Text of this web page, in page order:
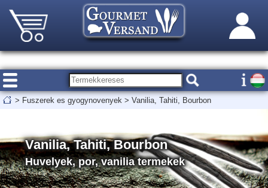
> Fuszerek es gyogynovenyek > Vanilia, Tahiti, Bourbon
Vanilia, Tahiti, Bourbon
Huvelyek, por, vanilia termekek